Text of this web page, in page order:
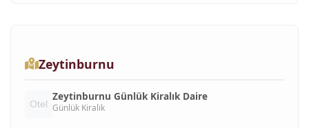
Zeytinburnu
Zeytinburnu Günlük Kiralık Daire
Günlük Kiralık